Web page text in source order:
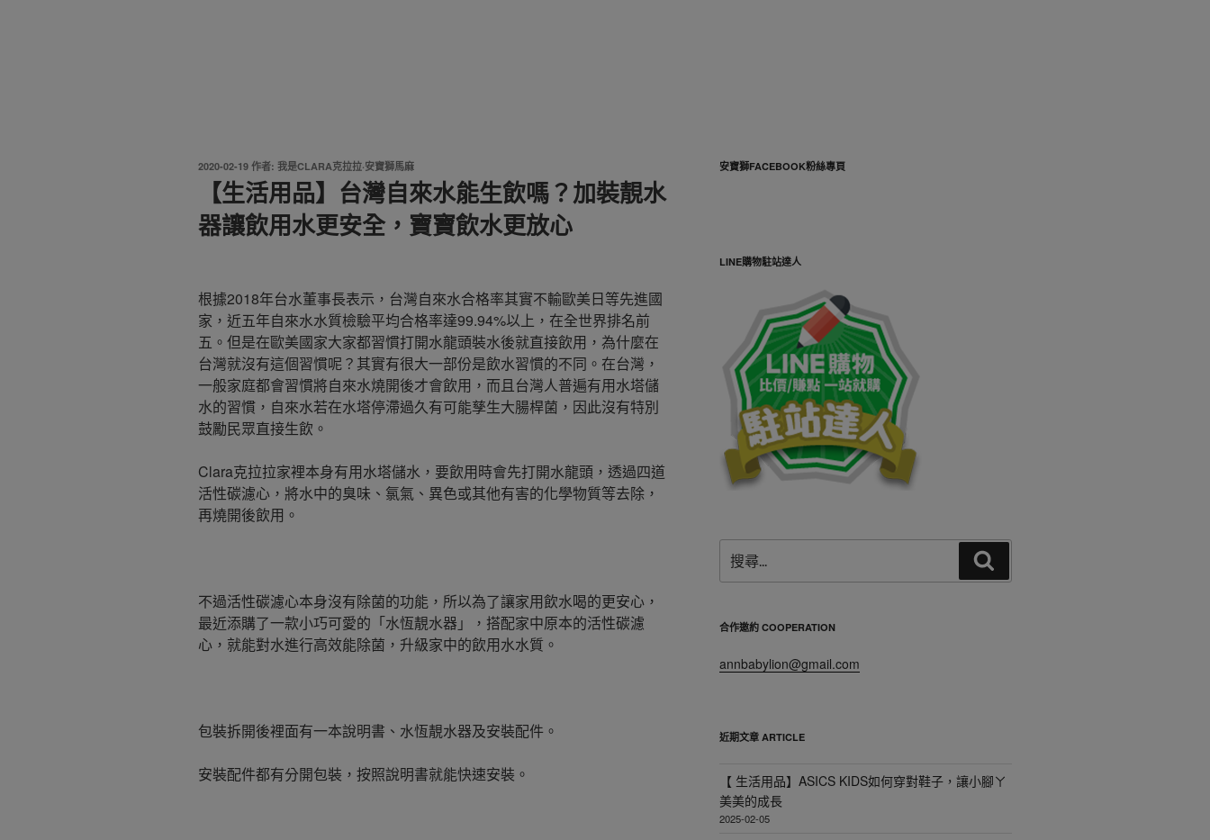
發
2020-02-19 作者: 我是CLARA克拉拉·安寶獅馬麻
【生活用品】台灣自來水能生飲嗎？加裝靚水
器讓飲用水更安全，寶寶飲水更放心
根據2018年台水董事長表示，台灣自來水合格率其實不輸歐美日等先進國
家，近五年自來水水質檢驗平均合格率達99.94%以上，在全世界排名前
五。但是在歐美國家大家都習慣打開水龍頭裝水後就直接飲用，為什麼在
台灣就沒有這個習慣呢？其實有很大一部份是飲水習慣的不同。在台灣，
一般家庭都會習慣將自來水燒開後才會飲用，而且台灣人普遍有用水塔儲
水的習慣，自來水若在水塔停滯過久有可能孳生大腸桿菌，因此沒有特別
鼓勵民眾直接生飲。
Clara克拉拉家裡本身有用水塔儲水，要飲用時會先打開水龍頭，透過四道
活性碳濾心，將水中的臭味、氯氣、異色或其他有害的化學物質等去除，
再燒開後飲用。
不過活性碳濾心本身沒有除菌的功能，所以為了讓家用飲水喝的更安心，
最近添購了一款小巧可愛的「水恆靚水器」，搭配家中原本的活性碳濾
心，就能對水進行高效能除菌，升級家中的飲用水水質。
包裝拆開後裡面有一本說明書、水恆靚水器及安裝配件。
安裝配件都有分開包裝，按照說明書就能快速安裝。
安寶獅FACEBOOK粉絲專頁
LINE購物駐站達人
關
字:
尋
合作邀約 COOPERATION
annbabylion@gmail.com
近期文章 ARTICLE
【 生活用品】ASICS KIDS如何穿對鞋子，讓小腳ㄚ
美美的成長
2025-02-05